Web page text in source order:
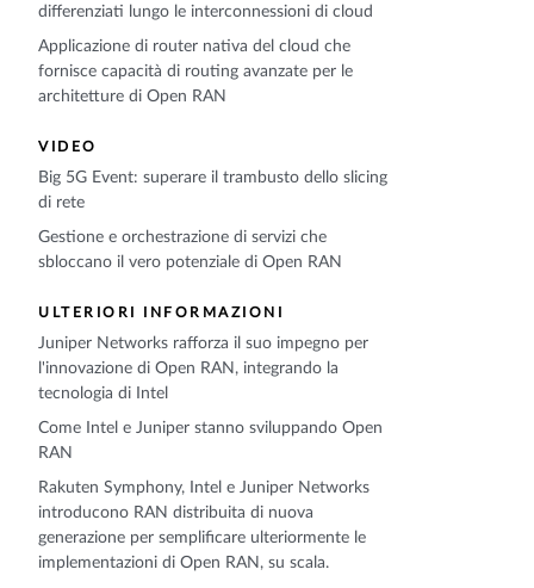
differenziati lungo le interconnessioni di cloud
Applicazione di router nativa del cloud che
fornisce capacità di routing avanzate per le
architetture di Open RAN
VIDEO
Big 5G Event: superare il trambusto dello slicing
di rete
Gestione e orchestrazione di servizi che
sbloccano il vero potenziale di Open RAN
ULTERIORI INFORMAZIONI
Juniper Networks rafforza il suo impegno per
l'innovazione di Open RAN, integrando la
tecnologia di Intel
Come Intel e Juniper stanno sviluppando Open
RAN
Rakuten Symphony, Intel e Juniper Networks
introducono RAN distribuita di nuova
generazione per semplificare ulteriormente le
implementazioni di Open RAN, su scala.